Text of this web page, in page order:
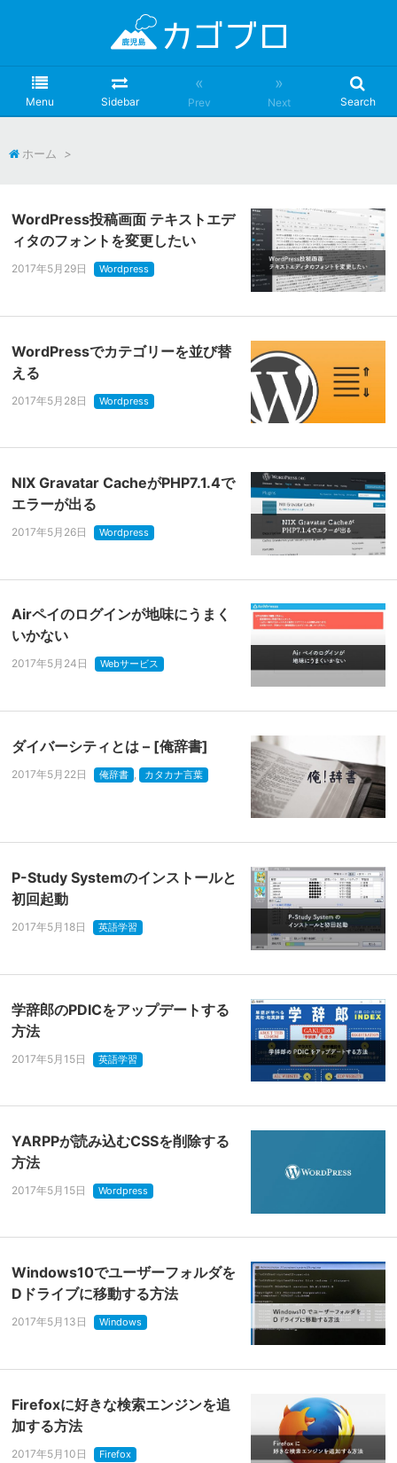
Menu Sidebar
«
Prev
»
Next Search
ホーム >
WordPress投稿画面 テキストエデ
ィタのフォントを変更したい
2017年5月29日 Wordpress
WordPressでカテゴリーを並び替
える
2017年5月28日 Wordpress
NIX Gravatar CacheがPHP7.1.4で
エラーが出る
2017年5月26日 Wordpress
Airペイのログインが地味にうまく
いかない
2017年5月24日 Webサービス
ダイバーシティとは – [俺辞書]
2017年5月22日 俺辞書 , カタカナ言葉
P-Study Systemのインストールと
初回起動
2017年5月18日 英語学習
学辞郎のPDICをアップデートする
方法
2017年5月15日 英語学習
YARPPが読み込むCSSを削除する
方法
2017年5月15日 Wordpress
Windows10でユーザーフォルダを
Dドライブに移動する方法
2017年5月13日 Windows
Firefoxに好きな検索エンジンを追
加する方法
2017年5月10日 Firefox